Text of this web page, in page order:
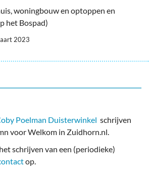
woningbouw en optoppen en
het Bospad)
2023
Poelman Duisterwinkel schrijven
voor Welkom in Zuidhorn.nl.
schrijven van een (periodieke)
op.